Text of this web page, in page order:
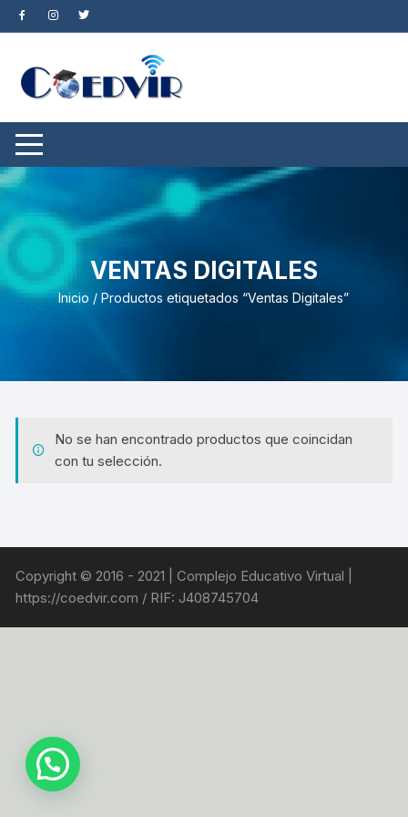
Saltar
al
VENTAS DIGITALES
Inicio / Productos etiquetados “Ventas Digitales”
No se han encontrado productos que coincidan
con tu selección.
Copyright © 2016 - 2021 | Complejo Educativo Virtual |
https://coedvir.com / RIF: J408745704